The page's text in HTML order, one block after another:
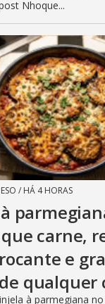
Nhoque...
/ HÁ 4 HORAS
carne,
e
qualquer
à parmegiana